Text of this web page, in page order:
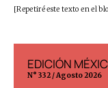
[Repetiré este texto en el
EDICIÓN
N° 332 / Agosto 2026